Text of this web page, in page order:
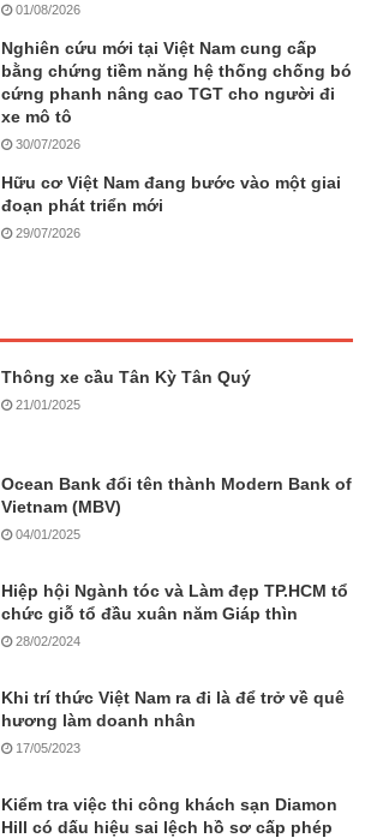
01/08/2026
Nghiên cứu mới tại Việt Nam cung cấp
bằng chứng tiềm năng hệ thống chống bó
cứng phanh nâng cao TGT cho người đi
xe mô tô
30/07/2026
Hữu cơ Việt Nam đang bước vào một giai
đoạn phát triển mới
29/07/2026
Thông xe cầu Tân Kỳ Tân Quý
21/01/2025
Ocean Bank đổi tên thành Modern Bank of
Vietnam (MBV)
04/01/2025
Hiệp hội Ngành tóc và Làm đẹp TP.HCM tổ
chức giỗ tổ đầu xuân năm Giáp thìn
28/02/2024
Khi trí thức Việt Nam ra đi là để trở về quê
hương làm doanh nhân
17/05/2023
Kiểm tra việc thi công khách sạn Diamon
Hill có dấu hiệu sai lệch hồ sơ cấp phép